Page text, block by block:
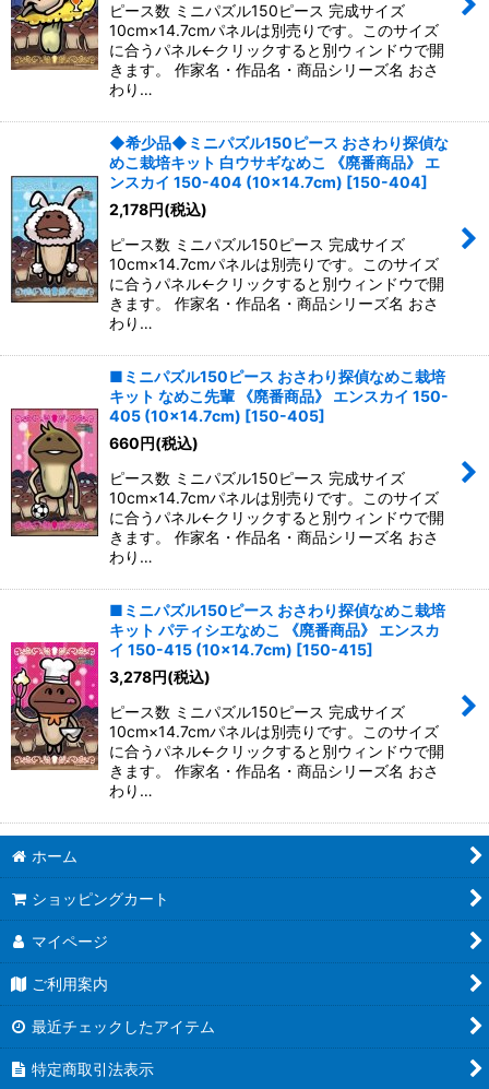
ピース数 ミニパズル150ピース 完成サイズ
10cm×14.7cmパネルは別売りです。このサイズ
に合うパネル←クリックすると別ウィンドウで開
きます。 作家名・作品名・商品シリーズ名 おさ
わり…
◆希少品◆ミニパズル150ピース おさわり探偵な
めこ栽培キット 白ウサギなめこ 《廃番商品》 エ
ンスカイ 150-404 (10×14.7cm) [150-404]
2,178円(税込)
ピース数 ミニパズル150ピース 完成サイズ
10cm×14.7cmパネルは別売りです。このサイズ
に合うパネル←クリックすると別ウィンドウで開
きます。 作家名・作品名・商品シリーズ名 おさ
わり…
■ミニパズル150ピース おさわり探偵なめこ栽培
キット なめこ先輩 《廃番商品》 エンスカイ 150-
405 (10×14.7cm) [150-405]
660円(税込)
ピース数 ミニパズル150ピース 完成サイズ
10cm×14.7cmパネルは別売りです。このサイズ
に合うパネル←クリックすると別ウィンドウで開
きます。 作家名・作品名・商品シリーズ名 おさ
わり…
■ミニパズル150ピース おさわり探偵なめこ栽培
キット パティシエなめこ 《廃番商品》 エンスカ
イ 150-415 (10×14.7cm) [150-415]
3,278円(税込)
ピース数 ミニパズル150ピース 完成サイズ
10cm×14.7cmパネルは別売りです。このサイズ
に合うパネル←クリックすると別ウィンドウで開
きます。 作家名・作品名・商品シリーズ名 おさ
わり…
ホーム
ショッピングカート
マイページ
ご利用案内
最近チェックしたアイテム
特定商取引法表示